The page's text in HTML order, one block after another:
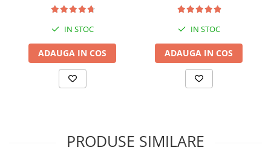
IN STOC
ADAUGA IN COS
IN STOC
ADAUGA IN COS
PRODUSE SIMILARE